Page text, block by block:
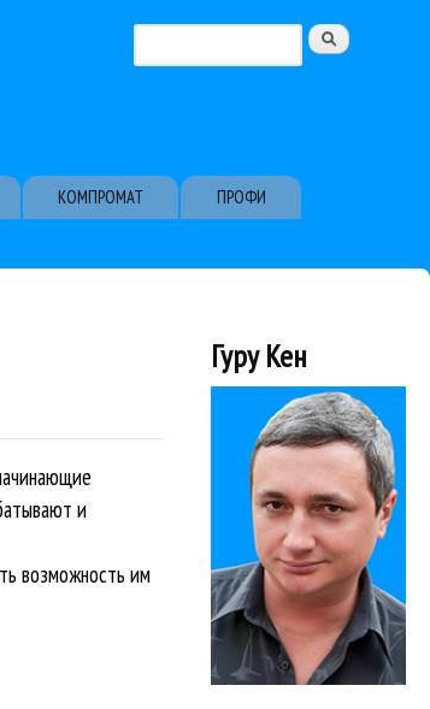
Форма поиска
КОМПРОМАТ
ПРОФИ
и
возможность им
Гуру Кен